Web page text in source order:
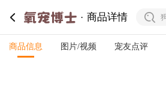
商品详情
商品信息 图片/视频 宠友点评